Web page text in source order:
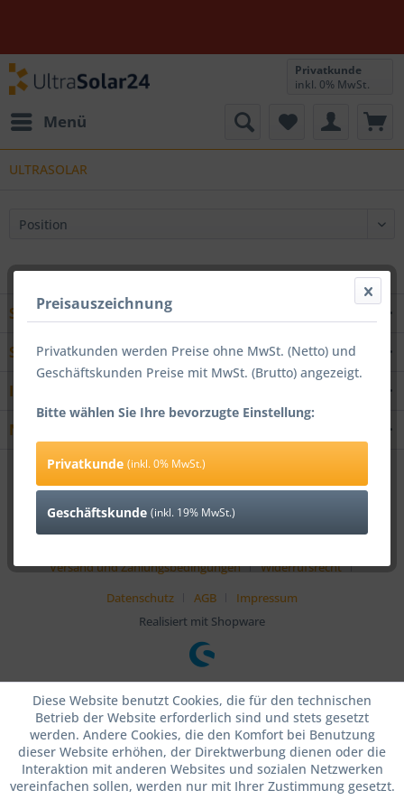
Menü
Privatkunde
inkl. 0% MwSt.
ULTRASOLAR
Service Hotline
Shop Service
Informationen
Newsletter
Cookie-Einstellungen Händler-Login Über uns
Kontakt
Versand und Zahlungsbedingungen
Widerrufsrecht
Datenschutz
AGB
Impressum
Realisiert mit Shopware
Diese Website benutzt Cookies, die für den technischen
Betrieb der Website erforderlich sind und stets gesetzt
werden. Andere Cookies, die den Komfort bei Benutzung
dieser Website erhöhen, der Direktwerbung dienen oder die
Interaktion mit anderen Websites und sozialen Netzwerken
vereinfachen sollen, werden nur mit Ihrer Zustimmung gesetzt.
Preisauszeichnung
Privatkunden werden Preise ohne MwSt. (Netto) und
Geschäftskunden Preise mit MwSt. (Brutto) angezeigt.
Bitte wählen Sie Ihre bevorzugte Einstellung:
Privatkunde (inkl. 0% MwSt.)
Geschäftskunde (inkl. 19% MwSt.)